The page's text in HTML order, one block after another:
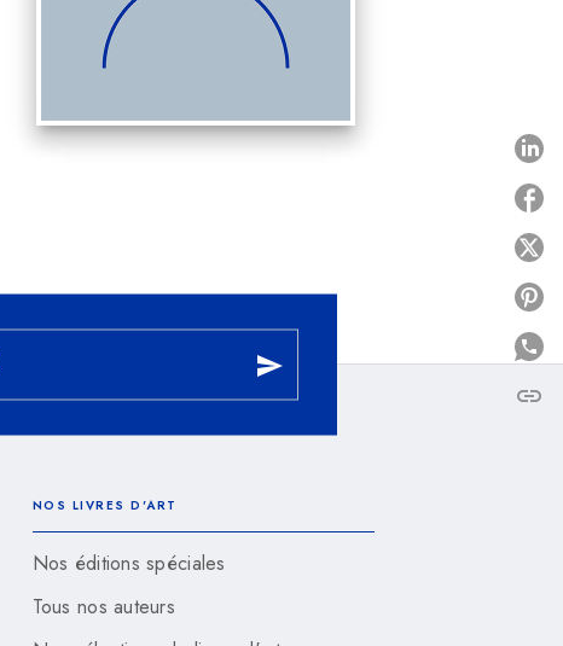
link
send
NOS LIVRES D'ART
Nos éditions spéciales
Tous nos auteurs